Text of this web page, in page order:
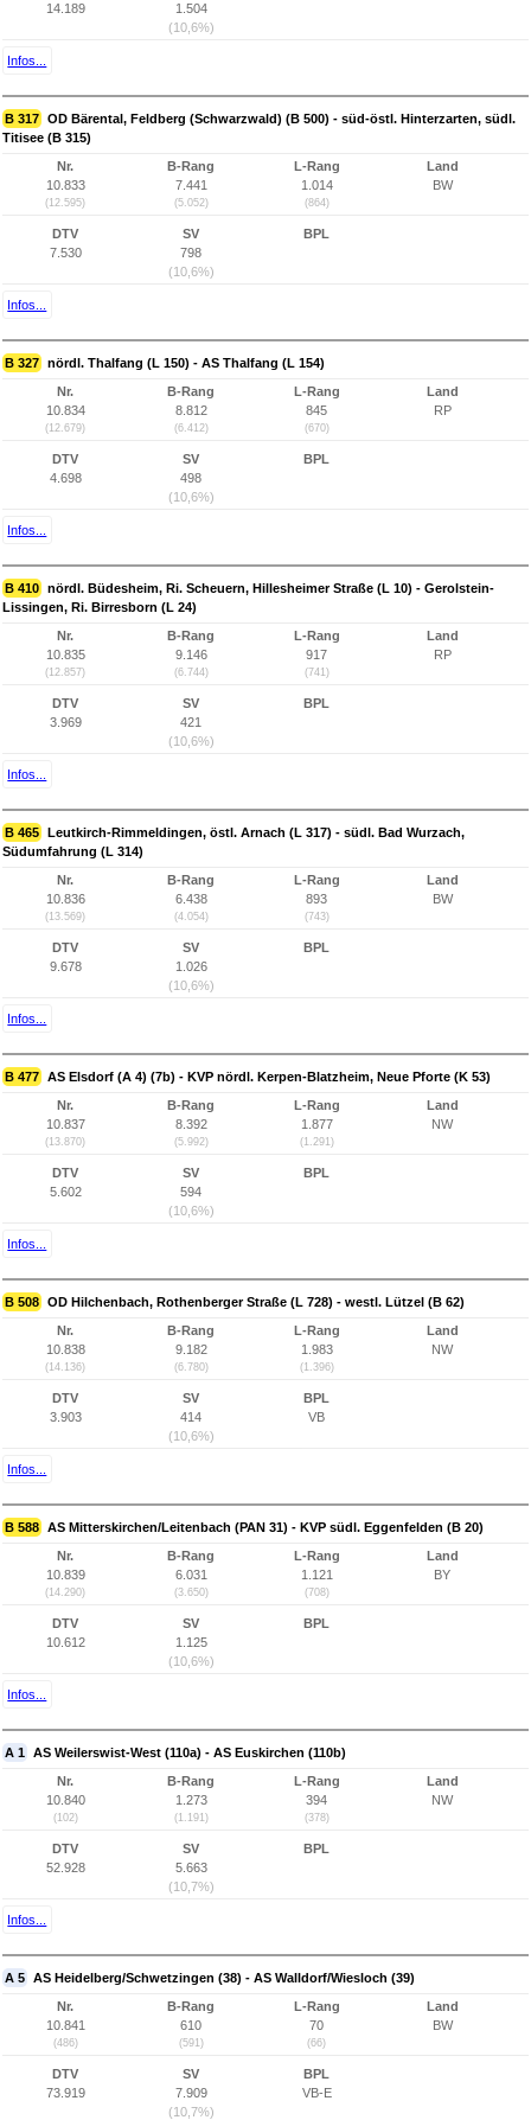
14.189
1.504
(10,6%)
Infos...
B 317 OD Bärental, Feldberg (Schwarzwald) (B 500) - süd-östl. Hinterzarten, südl.
Titisee (B 315)
Nr.
10.833
(12.595)
B-Rang
7.441
(5.052)
L-Rang
1.014
(864)
Land
BW
DTV
7.530
SV
798
(10,6%)
BPL
Infos...
B 327 nördl. Thalfang (L 150) - AS Thalfang (L 154)
Nr.
10.834
(12.679)
B-Rang
8.812
(6.412)
L-Rang
845
(670)
Land
RP
DTV
4.698
SV
498
(10,6%)
BPL
Infos...
B 410 nördl. Büdesheim, Ri. Scheuern, Hillesheimer Straße (L 10) - Gerolstein-
Lissingen, Ri. Birresborn (L 24)
Nr.
10.835
(12.857)
B-Rang
9.146
(6.744)
L-Rang
917
(741)
Land
RP
DTV
3.969
SV
421
(10,6%)
BPL
Infos...
B 465 Leutkirch-Rimmeldingen, östl. Arnach (L 317) - südl. Bad Wurzach,
Südumfahrung (L 314)
Nr.
10.836
(13.569)
B-Rang
6.438
(4.054)
L-Rang
893
(743)
Land
BW
DTV
9.678
SV
1.026
(10,6%)
BPL
Infos...
B 477 AS Elsdorf (A 4) (7b) - KVP nördl. Kerpen-Blatzheim, Neue Pforte (K 53)
Nr.
10.837
(13.870)
B-Rang
8.392
(5.992)
L-Rang
1.877
(1.291)
Land
NW
DTV
5.602
SV
594
(10,6%)
BPL
Infos...
B 508 OD Hilchenbach, Rothenberger Straße (L 728) - westl. Lützel (B 62)
Nr.
10.838
(14.136)
B-Rang
9.182
(6.780)
L-Rang
1.983
(1.396)
Land
NW
DTV
3.903
SV
414
(10,6%)
BPL
VB
Infos...
B 588 AS Mitterskirchen/Leitenbach (PAN 31) - KVP südl. Eggenfelden (B 20)
Nr.
10.839
(14.290)
B-Rang
6.031
(3.650)
L-Rang
1.121
(708)
Land
BY
DTV
10.612
SV
1.125
(10,6%)
BPL
Infos...
A 1 AS Weilerswist-West (110a) - AS Euskirchen (110b)
Nr.
10.840
(102)
B-Rang
1.273
(1.191)
L-Rang
394
(378)
Land
NW
DTV
52.928
SV
5.663
(10,7%)
BPL
Infos...
A 5 AS Heidelberg/Schwetzingen (38) - AS Walldorf/Wiesloch (39)
Nr.
10.841
(486)
B-Rang
610
(591)
L-Rang
70
(66)
Land
BW
DTV
73.919
SV
7.909
(10,7%)
BPL
VB-E